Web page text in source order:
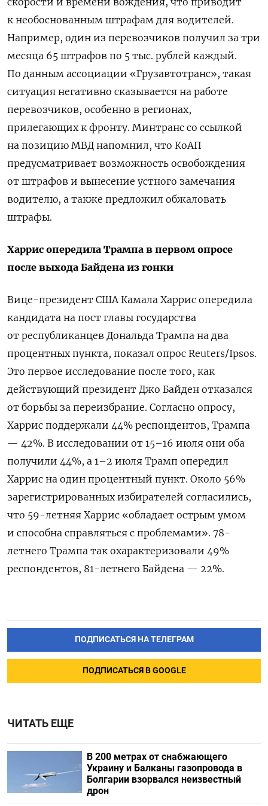
к необоснованным штрафам для водителей.
Например, один из перевозчиков получил за три
месяца 65 штрафов по 5 тыс. рублей каждый.
По данным ассоциации «Грузавтотранс», такая
ситуация негативно сказывается на работе
перевозчиков, особенно в регионах,
прилегающих к фронту. Минтранс со ссылкой
на позицию МВД напомнил, что КоАП
предусматривает возможность освобождения
от штрафов и вынесение устного замечания
водителю, а также предложил обжаловать
штрафы.
Харрис опередила Трампа в первом опросе
после выхода Байдена из гонки
Вице-президент США Камала Харрис опередила
кандидата на пост главы государства
от республиканцев Дональда Трампа на два
процентных пункта, показал опрос Reuters/Ipsos.
Это первое исследование после того, как
действующий президент Джо Байден отказался
от борьбы за переизбрание. Согласно опросу,
Харрис поддержали 44% респондентов, Трампа
— 42%. В исследовании от 15–16 июля они оба
получили 44%, а 1–2 июля Трамп опередил
Харрис на один процентный пункт. Около 56%
зарегистрированных избирателей согласились,
что 59-летняя Харрис «обладает острым умом
и способна справляться с проблемами». 78-
летнего Трампа так охарактеризовали 49%
респондентов, 81-летнего Байдена — 22%.
ПОДПИСАТЬСЯ НА ТЕЛЕГРАМ
ПОДПИСАТЬСЯ В GOOGLE
ЧИТАТЬ ЕЩЕ
В 200 метрах от снабжающего
Украину и Балканы газопровода в
Болгарии взорвался неизвестный
дрон